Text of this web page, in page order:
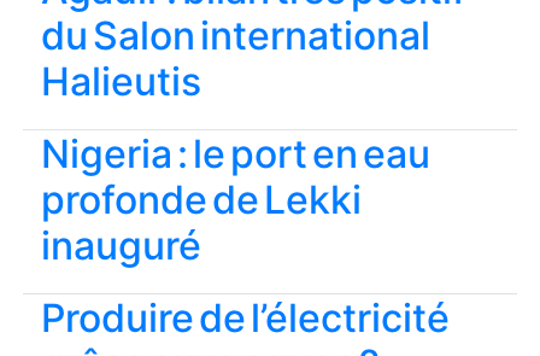
du Salon international
Halieutis
Nigeria : le port en eau
profonde de Lekki
inauguré
Produire de l’électricité